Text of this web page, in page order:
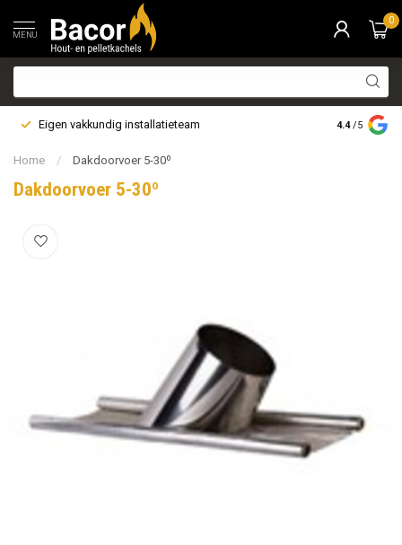
MENU
0
Eigen vakkundig installatieteam Bezorging
4.4 /5
Home / Dakdoorvoer 5-30º
Dakdoorvoer 5-30º